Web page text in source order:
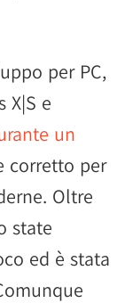
per PC,
X|S e
un
corretto per
Oltre
state
ed è stata